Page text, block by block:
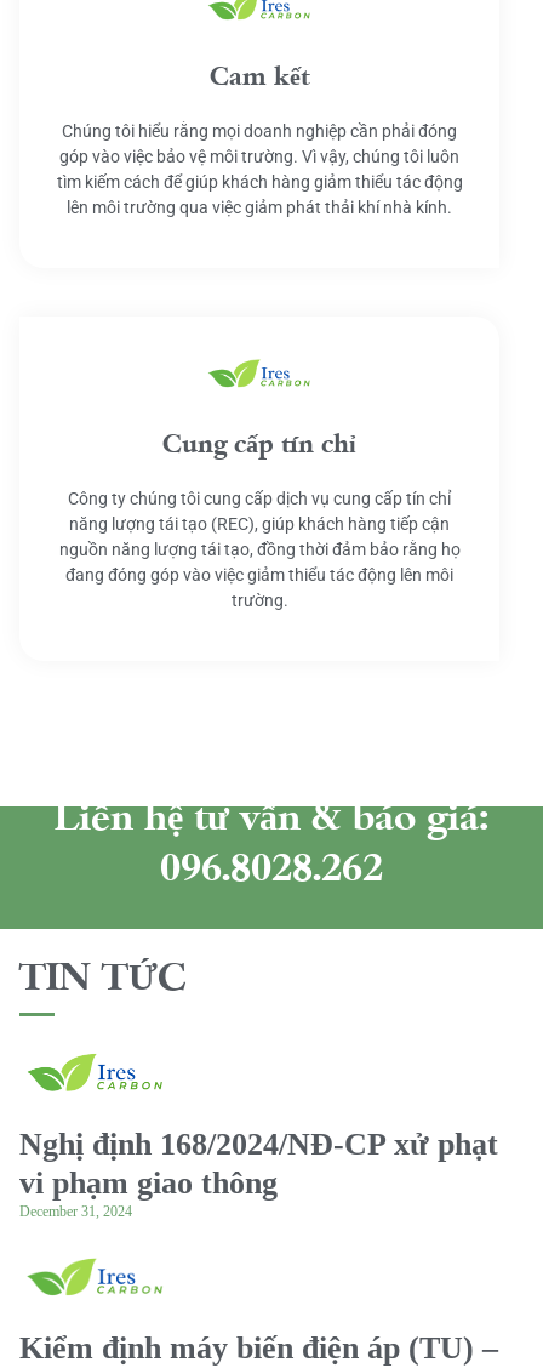
Cam kết
Chúng tôi hiểu rằng mọi doanh nghiệp cần phải đóng
góp vào việc bảo vệ môi trường. Vì vậy, chúng tôi luôn
tìm kiếm cách để giúp khách hàng giảm thiểu tác động
lên môi trường qua việc giảm phát thải khí nhà kính.
Cung cấp tín chỉ
Công ty chúng tôi cung cấp dịch vụ cung cấp tín chỉ
năng lượng tái tạo (REC), giúp khách hàng tiếp cận
nguồn năng lượng tái tạo, đồng thời đảm bảo rằng họ
đang đóng góp vào việc giảm thiểu tác động lên môi
trường.
Liên hệ tư vấn & báo giá:
096.8028.262
TIN TỨC
Nghị định 168/2024/NĐ-CP xử phạt
vi phạm giao thông
December 31, 2024
Kiểm định máy biến điện áp (TU) –